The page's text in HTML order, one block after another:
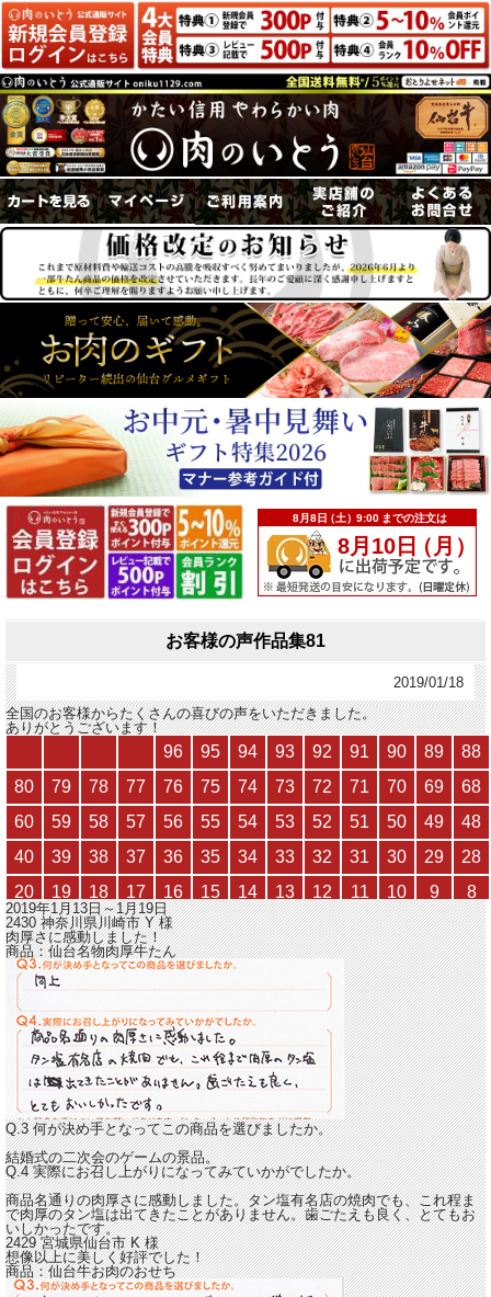
お客様の声作品集81
2019/01/18
全国のお客様からたくさんの喜びの声をいただきました。
ありがとうございます！
2019年1月13日～1月19日
2430 神奈川県川崎市Y様
肉厚さに感動しました！
商品：仙台名物肉厚牛たん
Q.3 何が決め手となってこの商品を選びましたか。
結婚式の二次会のゲームの景品。
Q.4 実際にお召し上がりになってみていかがでしたか。
商品名通りの肉厚さに感動しました。タン塩有名店の焼肉でも、これ程ま
で肉厚のタン塩は出てきたことがありません。歯ごたえも良く、とてもお
いしかったです。
2429 宮城県仙台市K様
想像以上に美しく好評でした！
商品：仙台牛お肉のおせち